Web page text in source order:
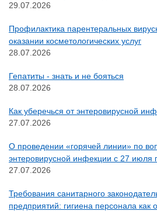
29.07.2026
Профилактика парентеральных
оказании косметологических услуг
28.07.2026
Гепатиты - знать и не бояться
28.07.2026
Как уберечься от энтеровирусной
27.07.2026
О проведении «горячей линии» по
энтеровирусной инфекции с 27 июля
27.07.2026
Требования санитарного
предприятий: гигиена персонала как